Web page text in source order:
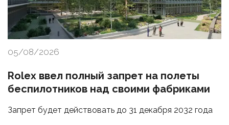
05/08/2026
Rolex ввел полный запрет на полеты
беспилотников над своими фабриками
Запрет будет действовать до 31 декабря 2032 года